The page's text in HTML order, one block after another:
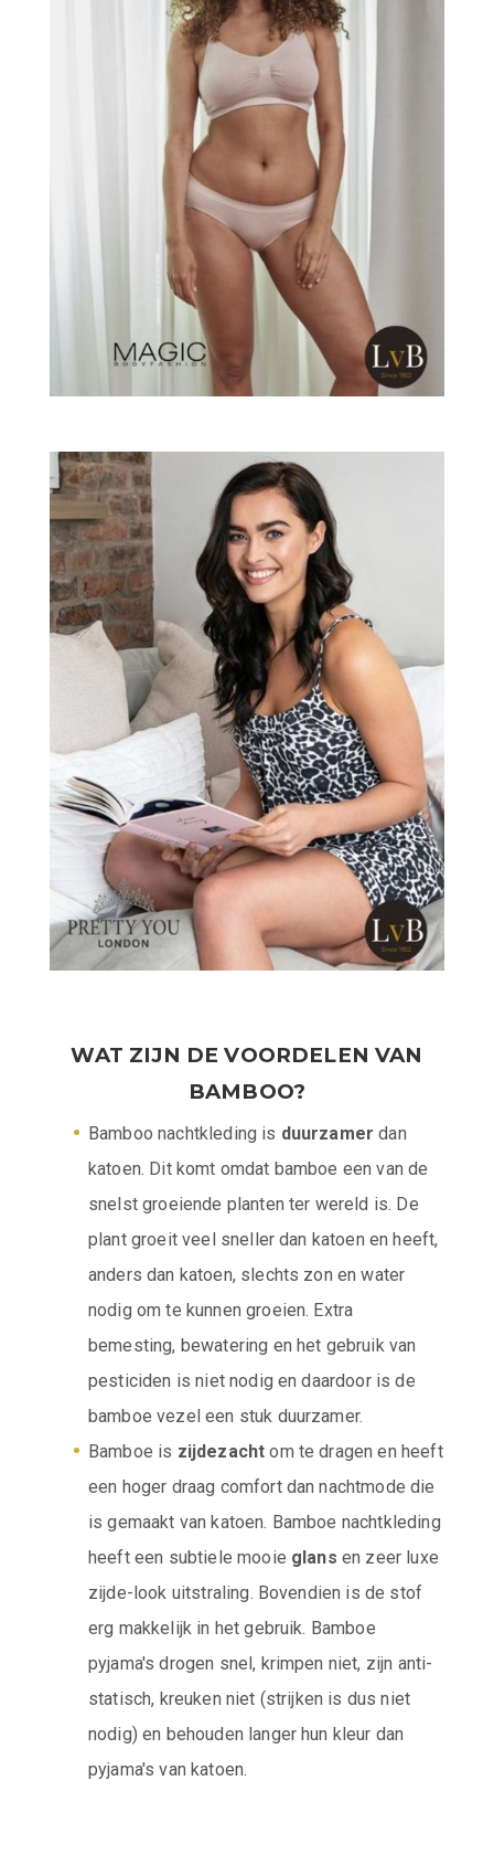
WAT ZIJN DEVOORDELEN VAN
BAMBOO?
Bamboo nachtkleding is duurzamer dan
katoen. Dit komt omdat bamboe een van de
snelst groeiende planten ter wereld is. De
plant groeit veel sneller dan katoen en heeft,
anders dan katoen, slechts zon en water
nodig om te kunnen groeien. Extra
bemesting, bewatering en het gebruik van
pesticiden is niet nodig en daardoor is de
bamboe vezel een stuk duurzamer.
Bamboe is zijdezacht om te dragen en heeft
een hoger draag comfort dan nachtmode die
is gemaakt van katoen. Bamboe nachtkleding
heeft een subtiele mooie glans en zeer luxe
zijde-look uitstraling. Bovendien is de stof
erg makkelijk in het gebruik. Bamboe
pyjama's drogen snel, krimpen niet, zijn anti-
statisch, kreuken niet (strijken is dus niet
nodig) en behouden langer hun kleur dan
pyjama's van katoen.